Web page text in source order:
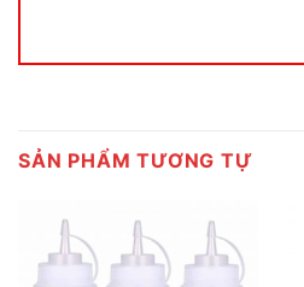
SẢN PHẨM TƯƠNG TỰ